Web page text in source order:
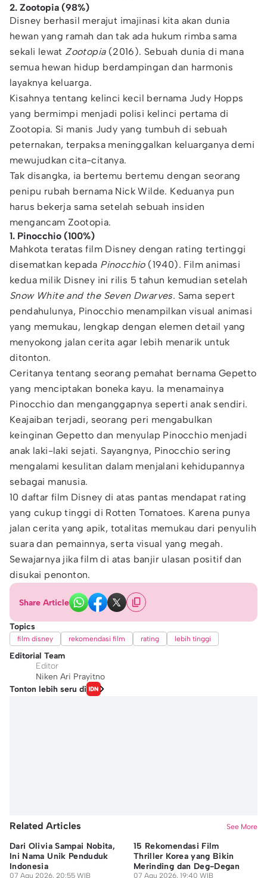
2. Zootopia (98%)
Disney berhasil merajut imajinasi kita akan dunia
hewan yang ramah dan tak ada hukum rimba sama
sekali lewat Zootopia(2016). Sebuah dunia di mana
semua hewan hidup berdampingan dan harmonis
layaknya keluarga.
Kisahnya tentang kelinci kecil bernama Judy Hopps
yang bermimpi menjadi polisi kelinci pertama di
Zootopia. Si manis Judy yang tumbuh di sebuah
peternakan, terpaksa meninggalkan keluarganya demi
mewujudkan cita-citanya.
Tak disangka, ia bertemu bertemu dengan seorang
penipu rubah bernama Nick Wilde. Keduanya pun
harus bekerja sama setelah sebuah insiden
mengancam Zootopia.
1. Pinocchio (100%)
Mahkota teratas film Disney dengan rating tertinggi
disematkan kepada Pinocchio(1940). Film animasi
kedua milik Disney ini rilis 5 tahun kemudian setelah
Snow White and the Seven Dwarves. Sama sepert
pendahulunya, Pinocchio menampilkan visual animasi
yang memukau, lengkap dengan elemen detail yang
menyokong jalan cerita agar lebih menarik untuk
ditonton.
Ceritanya tentang seorang pemahat bernama Gepetto
yang menciptakan boneka kayu. Ia menamainya
Pinocchio dan menganggapnya seperti anak sendiri.
Keajaiban terjadi, seorang peri mengabulkan
keinginan Gepetto dan menyulap Pinocchio menjadi
anak laki-laki sejati. Sayangnya, Pinocchio sering
mengalami kesulitan dalam menjalani kehidupannya
sebagai manusia.
10 daftar film Disney di atas pantas mendapat rating
yang cukup tinggi di Rotten Tomatoes. Karena punya
jalan cerita yang apik, totalitas memukau dari penyulih
suara dan pemainnya, serta visual yang megah.
Sewajarnya jika film di atas banjir ulasan positif dan
disukai penonton.
Share Article
Topics
film disney rekomendasi film rating lebih tinggi
Editorial Team
Editor
Niken Ari Prayitno
Tonton lebih seru di
Related Articles See More
Dari Olivia Sampai Nobita,
Ini Nama Unik Penduduk
Indonesia
07 Agu 2026, 20:55 WIB
15 Rekomendasi Film
Thriller Korea yang Bikin
Merinding dan Deg-Degan
07 Agu 2026, 19:40 WIB